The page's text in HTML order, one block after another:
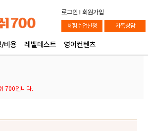
로그인 l 회원가입
체험수업신청 카톡상담
비용 레벨테스트 영어컨텐츠
700입니다.